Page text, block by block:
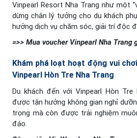
Vinpearl Resort Nha Trang như một
dừng chân lý tưởng cho du khách
hưởng dịch vụ chăm sóc, giải trí độc
=>> Mua voucher Vinpearl Nha Trang
Khám phá loạt hoạt động vui
Vinpearl Hòn Tre Nha Trang
Du khách đến với Vinpearl Hòn Tre
được tận hưởng không gian nghỉ
trọng mà còn được trải nghiệm
đáo.